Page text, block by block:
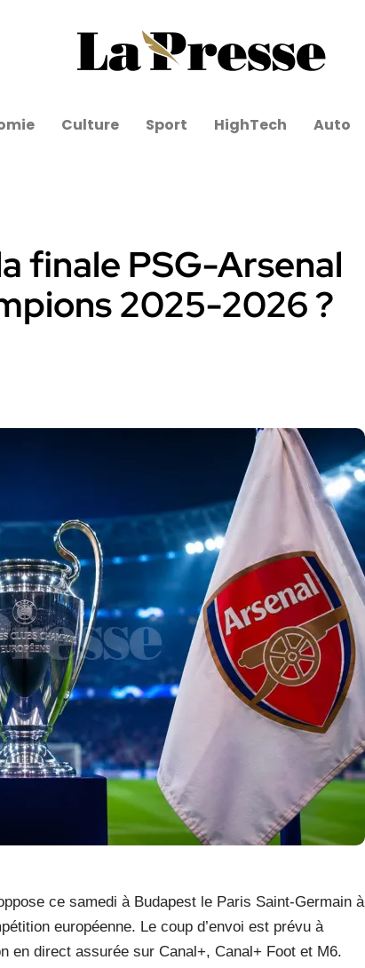
Culture Sport HighTech Auto
finale PSG-Arsenal
2025-2026 ?
ce samedi à Budapest le Paris Saint-Germain à
européenne. Le coup d’envoi est prévu à
en direct assurée sur Canal+, Canal+ Foot et M6.